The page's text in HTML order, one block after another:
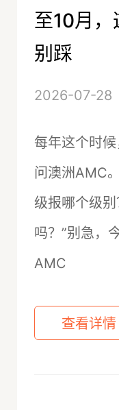
至10月
别踩
2026-07-28
每年这个时
问澳洲AMC
级报哪个级
吗？”别急，
AMC
查看详情